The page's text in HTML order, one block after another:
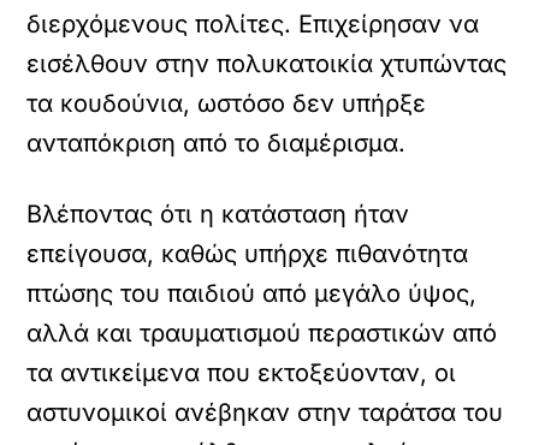
διερχόμενους πολίτες. Επιχείρησαν να
εισέλθουν στην πολυκατοικία χτυπώντας
τα κουδούνια, ωστόσο δεν υπήρξε
ανταπόκριση από το διαμέρισμα.
Βλέποντας ότι η κατάσταση ήταν
επείγουσα, καθώς υπήρχε πιθανότητα
πτώσης του παιδιού από μεγάλο ύψος,
αλλά και τραυματισμού περαστικών από
τα αντικείμενα που εκτοξεύονταν, οι
αστυνομικοί ανέβηκαν στην ταράτσα του